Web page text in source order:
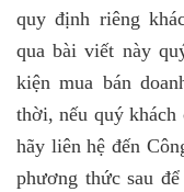
quy định riêng
qua bài viết này
kiện mua bán
thời, nếu quý khách
hãy liên hệ đến
phương thức sau